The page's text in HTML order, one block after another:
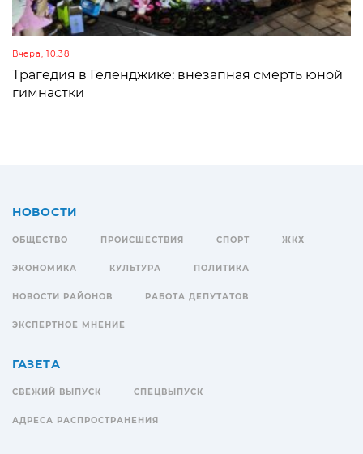
Вчера, 10:38
Трагедия в Геленджике: внезапная смерть юной
гимнастки
НОВОСТИ
ОБЩЕСТВО ПРОИСШЕСТВИЯ СПОРТ ЖКХ
ЭКОНОМИКА КУЛЬТУРА ПОЛИТИКА
НОВОСТИ РАЙОНОВ РАБОТА ДЕПУТАТОВ
ЭКСПЕРТНОЕ МНЕНИЕ
ГАЗЕТА
СВЕЖИЙ ВЫПУСК СПЕЦВЫПУСК
АДРЕСА РАСПРОСТРАНЕНИЯ